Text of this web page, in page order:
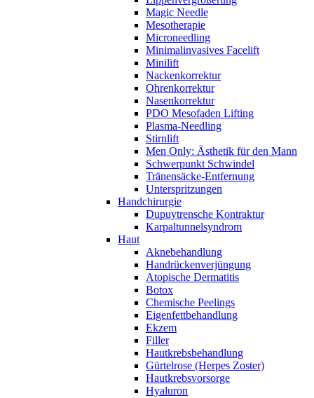
Magic Needle
Mesotherapie
Microneedling
Minimalinvasives Facelift
Minilift
Nackenkorrektur
Ohrenkorrektur
Nasenkorrektur
PDO Mesofaden Lifting
Plasma-Needling
Stirnlift
Men Only: Ästhetik für den Mann
Schwerpunkt Schwindel
Tränensäcke-Entfernung
Unterspritzungen
Handchirurgie
Dupuytrensche Kontraktur
Karpaltunnelsyndrom
Haut
Aknebehandlung
Handrückenverjüngung
Atopische Dermatitis
Botox
Chemische Peelings
Eigenfettbehandlung
Ekzem
Filler
Hautkrebsbehandlung
Gürtelrose (Herpes Zoster)
Hautkrebsvorsorge
Hyaluron